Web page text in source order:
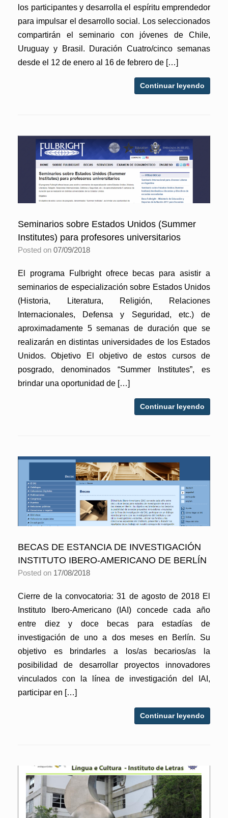
los participantes y desarrolla el espíritu emprendedor
para impulsar el desarrollo social. Los seleccionados
compartirán el seminario con jóvenes de Chile,
Uruguay y Brasil. Duración Cuatro/cinco semanas
desde el 12 de enero al 16 de febrero de […]
Continuar leyendo
Seminarios sobre Estados Unidos (Summer
Institutes) para profesores universitarios
Posted on 07/09/2018
El programa Fulbright ofrece becas para asistir a
seminarios de especialización sobre Estados Unidos
(Historia, Literatura, Religión, Relaciones
Internacionales, Defensa y Seguridad, etc.) de
aproximadamente 5 semanas de duración que se
realizarán en distintas universidades de los Estados
Unidos. Objetivo El objetivo de estos cursos de
posgrado, denominados “Summer Institutes”, es
brindar una oportunidad de […]
Continuar leyendo
BECAS DE ESTANCIA DE INVESTIGACIÓN
INSTITUTO IBERO-AMERICANO DE BERLÍN
Posted on 17/08/2018
Cierre de la convocatoria: 31 de agosto de 2018 El
Instituto Ibero-Americano (IAI) concede cada año
entre diez y doce becas para estadías de
investigación de uno a dos meses en Berlín. Su
objetivo es brindarles a los/as becarios/as la
posibilidad de desarrollar proyectos innovadores
vinculados con la línea de investigación del IAI,
participar en […]
Continuar leyendo